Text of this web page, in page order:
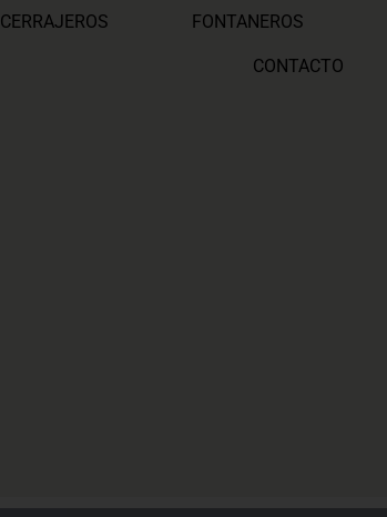
CERRAJEROS FONTANEROS
CONTACTO